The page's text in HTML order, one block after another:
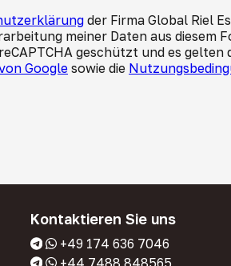
der Firma Global Riel
meiner Daten aus diesem
geschützt und es gelten
Googlesowie die
Kontaktieren Sie uns
+49 174 636 7046
+44 7488 848565